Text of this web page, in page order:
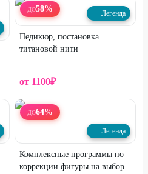
ДО58% Легенда
Педикюр, постановка
титановой нити
от 1100₽
ДО64%
Легенда
Комплексные программы по
коррекции фигуры на выбор